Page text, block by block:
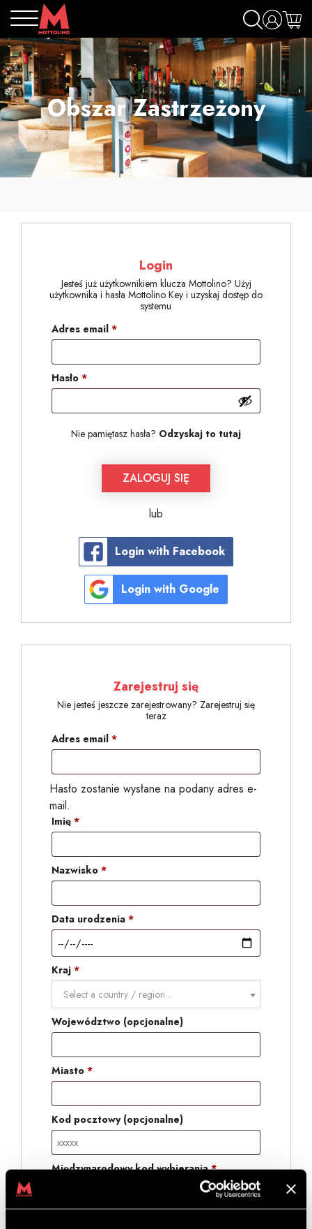
Obszar Zastrzeżony
Login
Jesteś już użytkownikiem klucza Mottolino? Użyj
użytkownika i hasła Mottolino Key i uzyskaj dostęp do
systemu
Adres email *
Hasło *
Nie pamiętasz hasła? Odzyskaj to tutaj
ZALOGUJ SIĘ
lub
Login with Facebook
Login with Google
Zarejestruj się
Nie jesteś jeszcze zarejestrowany? Zarejestruj się
teraz
Adres email *
Hasło zostanie wysłane na podany adres e-
mail.
Imię *
Nazwisko *
Data urodzenia *
Kraj *
Select a country / region…
Województwo (opcjonalne)
Miasto *
Kod pocztowy (opcjonalne)
Międzynarodowy kod wybierania*